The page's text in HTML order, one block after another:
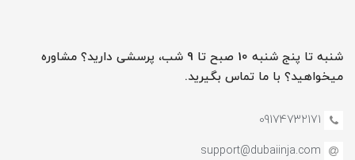
شنبه تا پنج شنبه 10 صبح تا 9 شب، پرسشی دارید؟ مشاوره
میخواهید؟ با ما تماس بگیرید.
09174732171
support@dubaiinja.com